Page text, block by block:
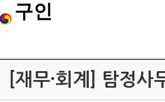
구인
[재무·회계] 탐정